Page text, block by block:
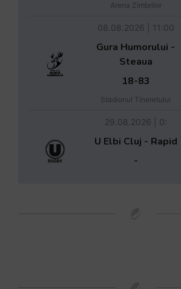
Arena Zimbrilor
08.08.2026 | 11:00
Gura Humorului -
Steaua
18-83
Stadionul Tineretului
29.08.2026 | 0:
U Elbi Cluj - Rapid
-